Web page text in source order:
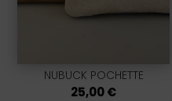
NUBUCK POCHETTE
25,00€